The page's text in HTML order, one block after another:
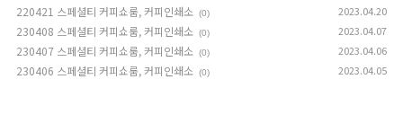
220421 스페셜티 커피쇼룸, 커피인쇄소 (0) 2023.04.20
230408 스페셜티 커피쇼룸, 커피인쇄소 (0) 2023.04.07
230407 스페셜티 커피쇼룸, 커피인쇄소 (0) 2023.04.06
230406 스페셜티 커피쇼룸, 커피인쇄소 (0) 2023.04.05